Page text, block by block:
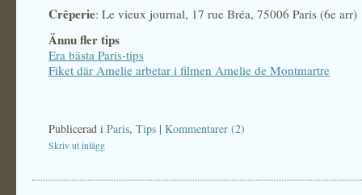
Crêperie: Le vieux journal, 17 rue Bréa, 75006 Paris (6e arr)
Ännu fler tips
Era bästa Paris-tips
Fiket där Amelie arbetar i filmen Amelie de Montmartre
Publicerad i Paris, Tips | Kommentarer (2)
Skriv ut inlägg